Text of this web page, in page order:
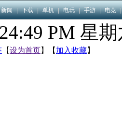
新闻 | 下载 | 单机 | 电玩 | 手游 | 电竞 |
PM 星
【设为首页】【 加入收藏】